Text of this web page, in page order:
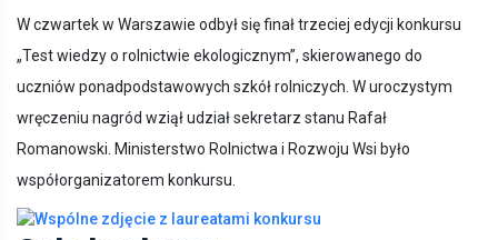
W czwartek w Warszawie odbył się finał trzeciej edycji konkursu
„Test wiedzy o rolnictwie ekologicznym”, skierowanego do
uczniów ponadpodstawowych szkół rolniczych. W uroczystym
wręczeniu nagród wziął udział sekretarz stanu Rafał
Romanowski. Ministerstwo Rolnictwa i Rozwoju Wsi było
współorganizatorem konkursu.